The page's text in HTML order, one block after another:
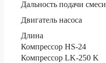
Дальность подачи смеси
Двигатель насоса
Длина
Компрессор HS-24
Компрессор LK-250 K